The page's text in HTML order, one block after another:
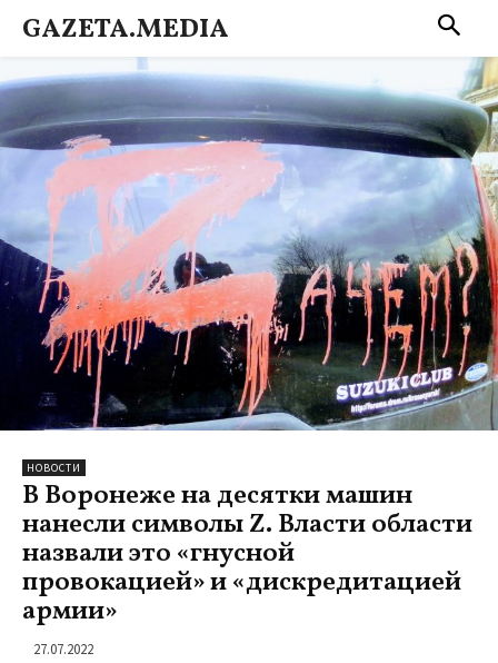
GAZETA.MEDIA
НОВОСТИ
В Воронеже на десятки машин
нанесли символы Z. Власти области
назвали это «гнусной
провокацией» и «дискредитацией
армии»
27.07.2022